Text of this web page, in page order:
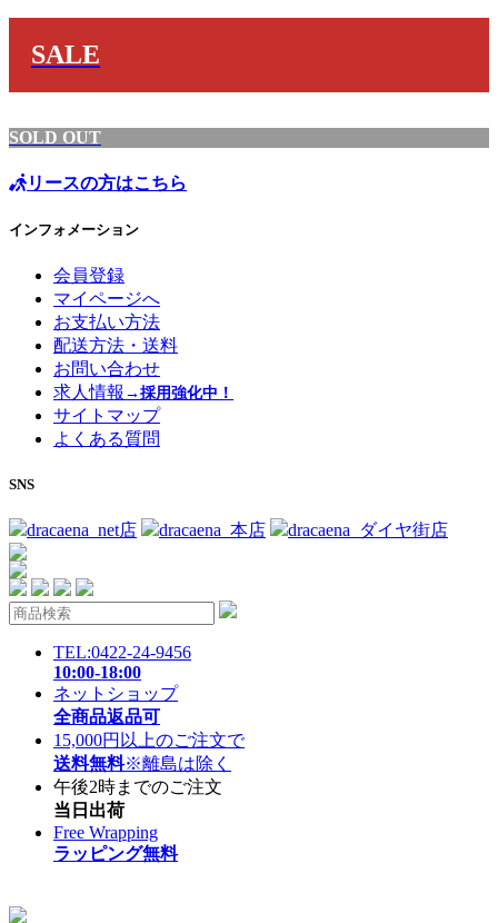
SALE
SOLD OUT
リースの方はこちら
インフォメーション
会員登録
マイページへ
お支払い方法
配送方法・送料
お問い合わせ
求人情報 →採用強化中！
サイトマップ
よくある質問
SNS
dracaena_net店 dracaena_本店 dracaena_ダイヤ街店
TEL:0422-24-9456
10:00-18:00
ネットショップ
全商品返品可
15,000円以上のご注文で
送料無料※離島は除く
午後2時までのご注文
当日出荷
Free Wrapping
ラッピング無料